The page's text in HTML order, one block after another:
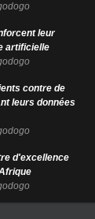
leur
artificielle
contre de
leurs données
d'excellence